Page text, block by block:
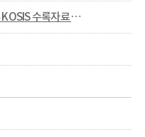
2026년 7월 말 기준 KOSIS 수록자료 현행화율 공개